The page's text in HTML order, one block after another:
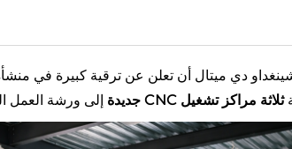
دي ميتال أن تعلن عن ترقية كبيرة في
ثلاثة مراكز تشغيل CNC جديدة إلى ورشة العمل